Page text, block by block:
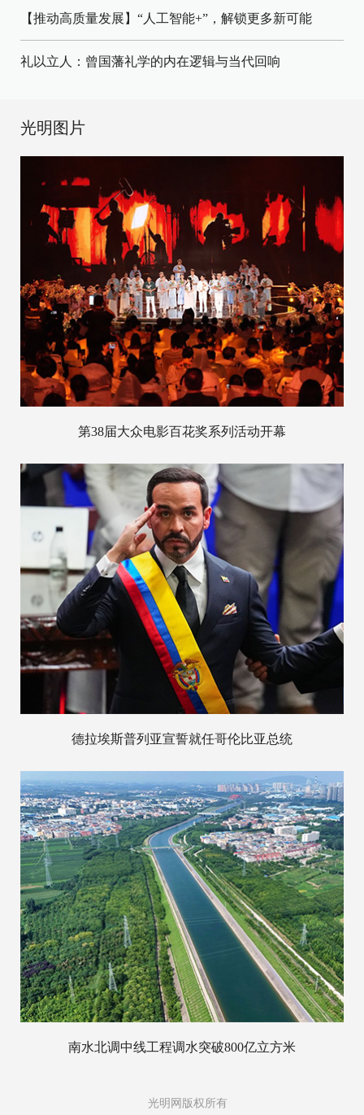
【推动高质量发展】“人工智能+”，解锁更多新可能
礼以立人：曾国藩礼学的内在逻辑与当代回响
光明图片
第38届大众电影百花奖系列活动开幕
德拉埃斯普列亚宣誓就任哥伦比亚总统
南水北调中线工程调水突破800亿立方米
光明网版权所有